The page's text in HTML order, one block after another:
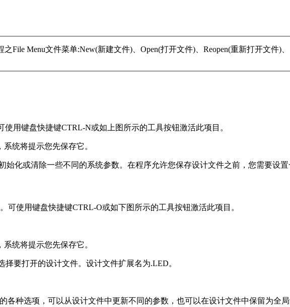
File Menu文件菜单:New(新建文件)、Open(打开文件)、Reopen(重新打开文件)
使用键盘快捷键CTRL-N或如上图所示的工具按钮激活此项目。
统将提示您先保存它。
始化或清除一些不同的系统参数。在程序允许您保存设计文件之前，您需要设
可使用键盘快捷键CTRL-O或如下图所示的工具按钮激活此项目。
统将提示您先保存它。
择要打开的设计文件。设计文件扩展名为.LED。
的各种选项，可以从设计文件中更新不同的参数，也可以在设计文件中保留为全